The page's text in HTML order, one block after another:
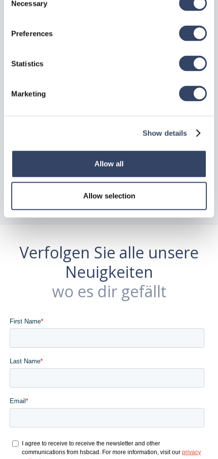
Selection
Necessary
Preferences
Statistics
Marketing
Show details
Allow all
Allow selection
ihren Komponenten mithilfe der TSLs oder
Sie können die gesuchte Antwort nicht finden? Keine
Kontakt zum Support
Verfolgen Sie alle unsere
Neuigkeiten
wo es dir gefällt